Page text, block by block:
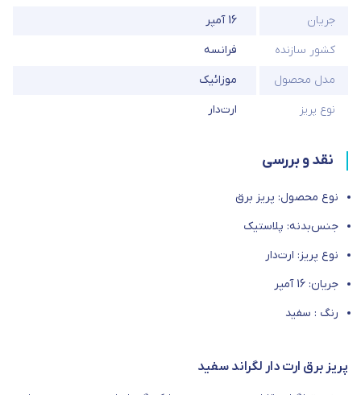
جریان
16 آمپر
کشور سازنده
فرانسه
مدل محصول
موزائیک
نوع پریز
ارت‌دار
نقد و بررسی
نوع محصول: پریز برق
جنس‌بدنه: پلاستیک
نوع پریز: ارت‌دار
جریان: 16 آمپر
رنگ : سفید
پریز برق ارت دار لگراند سفید